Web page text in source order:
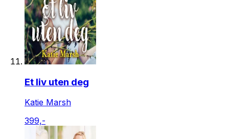
Et liv uten deg
Katie Marsh
399,-